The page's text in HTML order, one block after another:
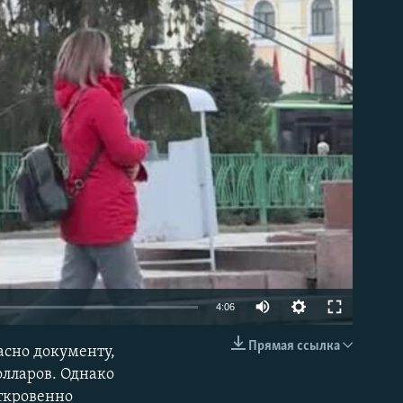
4:06
Прямая ссылка
документу,
Однако